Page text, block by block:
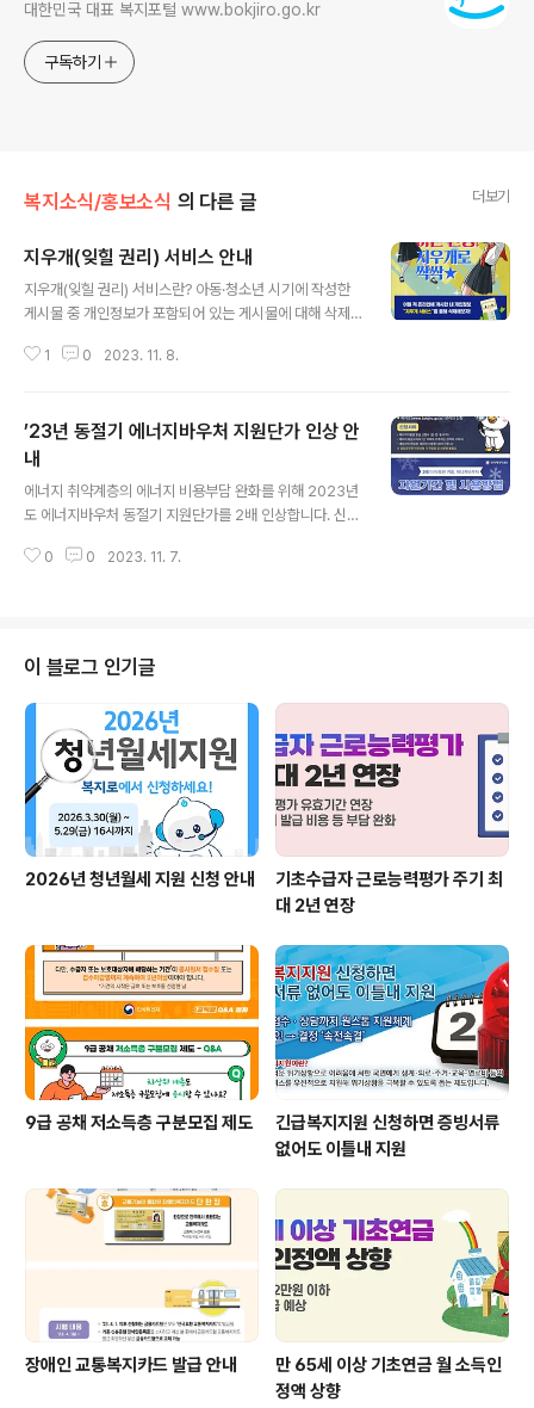
대한민국 대표 복지포털 www.bokjiro.go.kr
구독하기
복지소식/홍보소식 의 다른 글 더보기
지우개(잊힐 권리) 서비스 안내
지우개(잊힐 권리) 서비스란? 아동·청소년 시기에 작성한
게시물 중 개인정보가 포함되어 있는 게시물에 대해 삭제
우리들의 소중한 개인정보를 지켜주는 서비스입니다. 관련
1 0 2023. 11. 8.
’23년 동절기 에너지바우처 지원단가 인상 안
내
에너지 취약계층의 에너지 비용부담 완화를 위해 2023년
도 에너지바우처 동절기 지원단가를 2배 인상합니다. 신청
처 : 한국에너지공단 에너지바우처 온라인 신청 바로가기
0 0 2023. 11. 7.
이 블로그 인기글
2026년 청년월세 지원 신청 안내
기초수급자 근로능력평가 주기 최
대 2년 연장
9급 공채 저소득층 구분모집 제도
긴급복지지원 신청하면 증빙서류
없어도 이틀내 지원
장애인 교통복지카드 발급 안내
만 65세 이상 기초연금 월 소득인
정액 상향